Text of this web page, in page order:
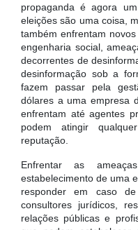
propaganda é agora
eleições são uma coisa,
também enfrentam
engenharia social,
decorrentes de
desinformação sob a
fazem passar pela
dólares a uma empresa
enfrentam até agentes
podem atingir
reputação.
Enfrentar as
estabelecimento de uma
responder em caso
consultores jurídicos,
relações públicas e